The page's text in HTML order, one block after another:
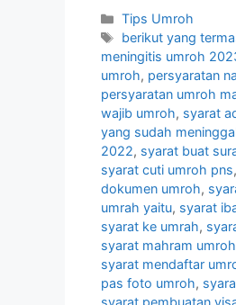
Categories
Tips Umroh
Tags
berikut yang
meningitis umroh
umroh, persyaratan
persyaratan umroh
wajib umroh, syarat
yang sudah
2022, syarat buat
syarat cuti umroh pns,
dokumen umroh,
umrah yaitu, syarat
syarat ke umrah,
syarat mahram
syarat mendaftar
pas foto umroh,